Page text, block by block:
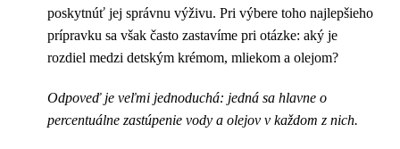
poskytnúť jej správnu výživu. Pri výbere toho najlepšieho
prípravku sa však často zastavíme pri otázke: aký je
rozdiel medzi detským krémom, mliekom a olejom?
Odpoveď je veľmi jednoduchá: jedná sa hlavne o
percentuálne zastúpenie vody a olejov v každom z nich.